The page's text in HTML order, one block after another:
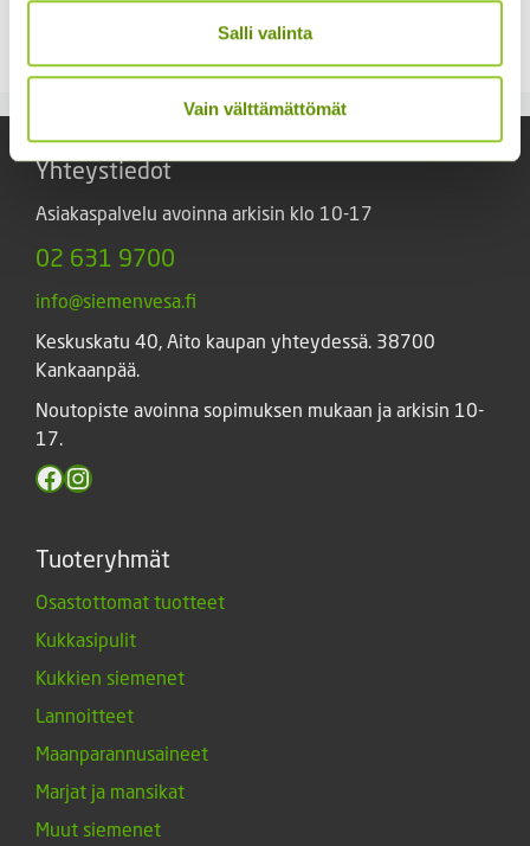
Salli valinta
Vain välttämättömät
Sisältää arvonlisäveron
Tails’
5,00
Yhteystiedot
Asiakaspalvelu avoinna arkisin klo 10-17
02 631 9700
info@siemenvesa.fi
Keskuskatu 40, Aito kaupan yhteydessä. 38700
Kankaanpää.
Noutopiste avoinna sopimuksen mukaan ja arkisin 10-
17.
Facebook
Instagram
Tuoteryhmät
Osastottomat tuotteet
Kukkasipulit
Kukkien siemenet
Lannoitteet
Maanparannusaineet
Marjat ja mansikat
Muut siemenet